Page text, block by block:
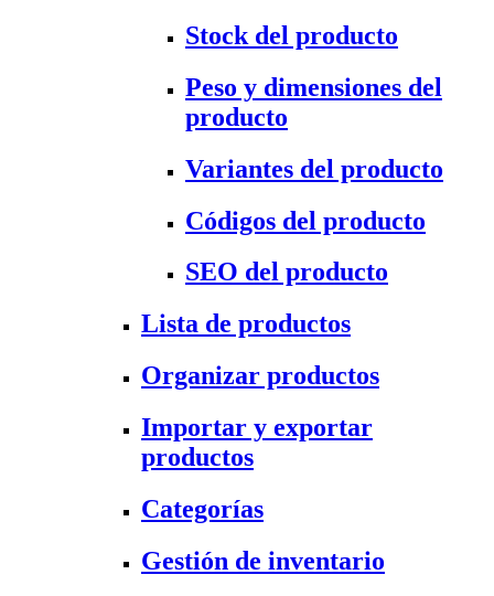
Stock del producto
Peso y dimensiones del
producto
Variantes del producto
Códigos del producto
SEO del producto
Lista de productos
Organizar productos
Importar y exportar
productos
Categorías
Gestión de inventario